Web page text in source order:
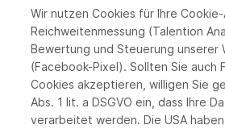
Wir nutzen Cookies für Ihre
Reichweitenmessung (Talention
Bewertung und Steuerung unserer
(Facebook-Pixel). Sollten Sie auch
Cookies akzeptieren, willigen Sie
Abs. 1 lit. a DSGVO ein, dass Ihre
verarbeitet werden. Die USA